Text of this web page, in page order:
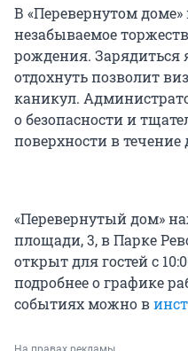
В «Перевернутом
незабываемое
рождения.
отдохнуть позволит
каникул.
о безопасности и
поверхности в течение
«Перевернутый дом»
площади, 3, в Парке
открыт для гостей с
подробнее о графике
событиях можно в